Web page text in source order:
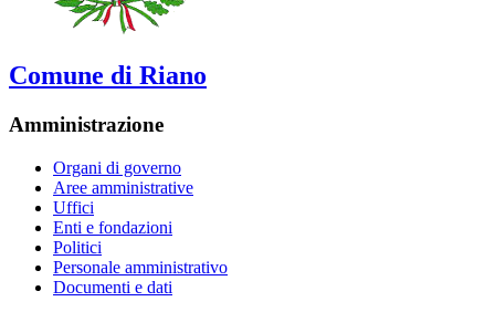
Comune di Riano
Amministrazione
Organi di governo
Aree amministrative
Uffici
Enti e fondazioni
Politici
Personale amministrativo
Documenti e dati